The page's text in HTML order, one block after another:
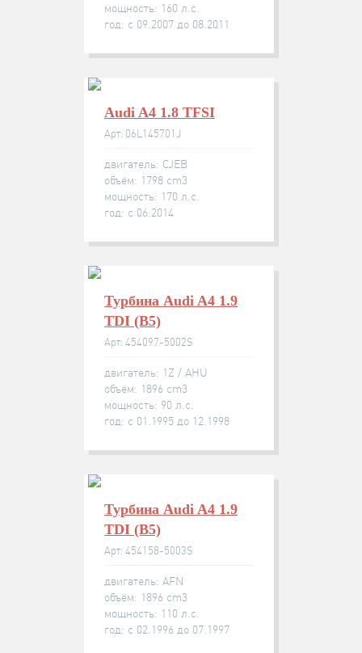
мощность: 160 л.с.
год: с 09.2007 до 08.2011
Audi A4 1.8 TFSI
Арт: 06L145701J
двигатель: CJEB
объём: 1798 cm3
мощность: 170 л.с.
год: с 06.2014
Турбина Audi A4 1.9
TDI (B5)
Арт: 454097-5002S
двигатель: 1Z / AHU
объём: 1896 cm3
мощность: 90 л.с.
год: с 01.1995 до 12.1998
Турбина Audi A4 1.9
TDI (B5)
Арт: 454158-5003S
двигатель: AFN
объём: 1896 cm3
мощность: 110 л.с.
год: с 02.1996 до 07.1997